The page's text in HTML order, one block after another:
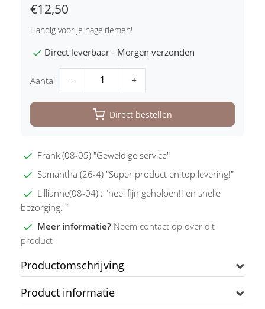
€12,50
Handig voor je nagelriemen!
Direct leverbaar - Morgen verzonden
Aantal - +
Direct bestellen
Frank (08-05) "Geweldige service"
Samantha (26-4) "Super product en top levering!"
Lillianne(08-04) : "heel fijn geholpen!! en snelle
bezorging. "
Meer informatie? Neem contact op over dit
product
Productomschrijving
Product informatie